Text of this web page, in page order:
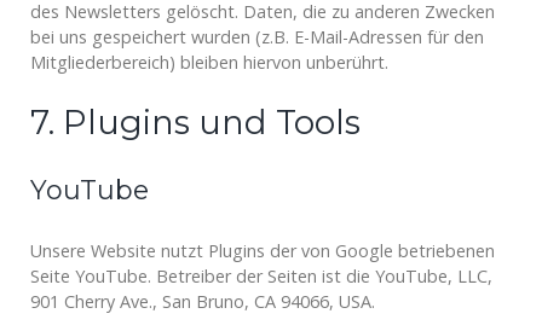
des Newsletters gelöscht. Daten, die zu anderen Zwecken
bei uns gespeichert wurden (z.B. E-Mail-Adressen für den
Mitgliederbereich) bleiben hiervon unberührt.
7. Plugins und Tools
YouTube
Unsere Website nutzt Plugins der von Google betriebenen
Seite YouTube. Betreiber der Seiten ist die YouTube, LLC,
901 Cherry Ave., San Bruno, CA 94066, USA.